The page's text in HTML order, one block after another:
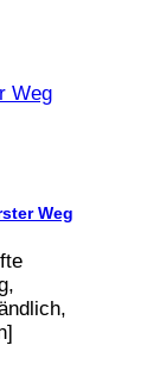
Weg